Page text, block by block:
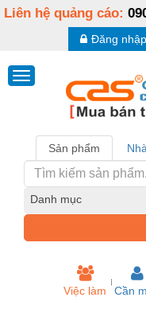
Liên hệ quảng cáo:
Đăng nhập
Sản phẩm
Danh mục
Việc làm Cần